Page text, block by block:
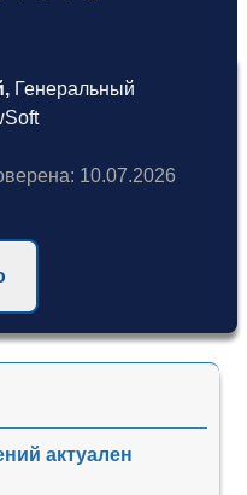
Генеральный
10.07.2026
актуален